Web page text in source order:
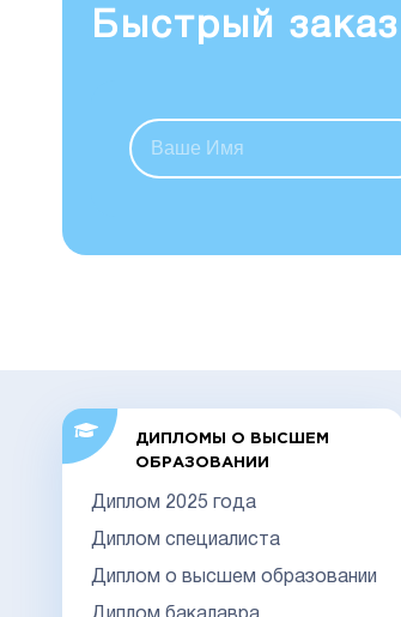
Быстрый заказ
ДИПЛОМЫ О ВЫСШЕМ
ОБРАЗОВАНИИ
Диплом 2025 года
Диплом специалиста
Диплом о высшем образовании